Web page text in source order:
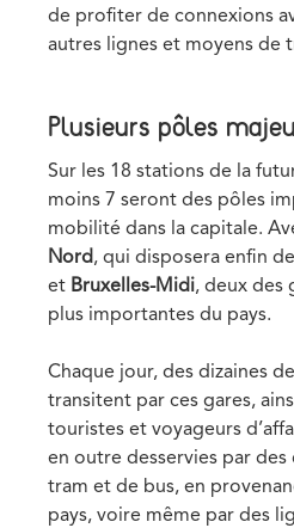
de profiter de connexions
autres lignes et moyens de
Plusieurs pôles
Sur les 18 stations de la
moins 7 seront des pôles
mobilité dans la capitale.
Nord, qui disposera enfin
et Bruxelles-Midi, deux des
plus importantes du pays.
Chaque jour, des dizaines
transitent par ces gares,
touristes et voyageurs
en outre desservies par des
tram et de bus, en
pays, voire même par des